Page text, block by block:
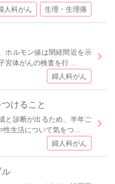
人科がん 生理・生理痛
ホルモン値は閉経間近を示
宮体がんの検査を行…
婦人科がん
けること
と診断が出るため、半年ご
性生活について気をつ…
婦人科がん
ル